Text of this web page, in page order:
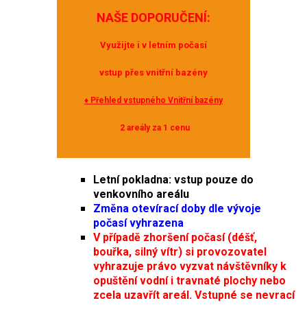
NAŠE DOPORUČENÍ:
Využijte i v letním počasí
vstup přes vnitřní bazény
♦ Přehled vstupného Vnitřní bazény
2 areály za 1 cenu
Letní pokladna: vstup pouze do
venkovního areálu
Změna otevírací doby dle vývoje
počasí vyhrazena
V případě zhoršení počasí (déšť,
bouřka, silný vítr) si provozovatel
vyhrazuje právo vyzvat návštěvníky k
opuštění vodní i travnaté plochy nebo
zcela uzavřít areál. Vstupné se nevrací